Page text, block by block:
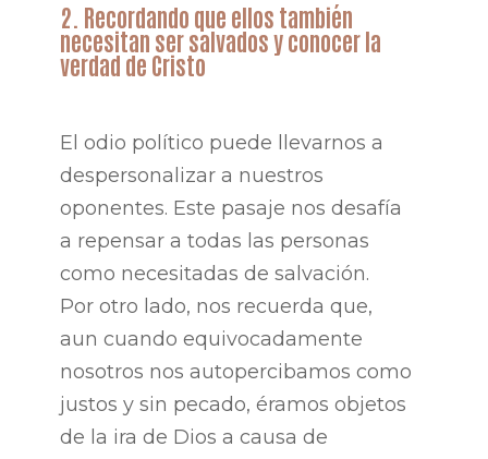
2. Recordando que ellos también
necesitan ser salvados y conocer la
verdad de Cristo
El odio político puede llevarnos a
despersonalizar a nuestros
oponentes. Este pasaje nos desafía
a repensar a todas las personas
como necesitadas de salvación.
Por otro lado, nos recuerda que,
aun cuando equivocadamente
nosotros nos autopercibamos como
justos y sin pecado, éramos objetos
de la ira de Dios a causa de